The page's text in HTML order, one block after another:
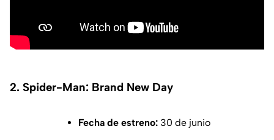
2. Spider-Man: Brand New Day
Fecha de estreno: 30 de junio